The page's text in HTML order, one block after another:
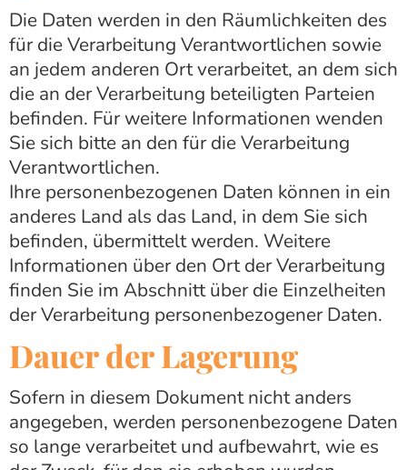
Die Daten werden in den Räumlichkeiten des
für die Verarbeitung Verantwortlichen sowie
an jedem anderen Ort verarbeitet, an dem sich
die an der Verarbeitung beteiligten Parteien
befinden. Für weitere Informationen wenden
Sie sich bitte an den für die Verarbeitung
Verantwortlichen.
Ihre personenbezogenen Daten können in ein
anderes Land als das Land, in dem Sie sich
befinden, übermittelt werden. Weitere
Informationen über den Ort der Verarbeitung
finden Sie im Abschnitt über die Einzelheiten
der Verarbeitung personenbezogener Daten.
Dauer der Lagerung
Sofern in diesem Dokument nicht anders
angegeben, werden personenbezogene Daten
so lange verarbeitet und aufbewahrt, wie es